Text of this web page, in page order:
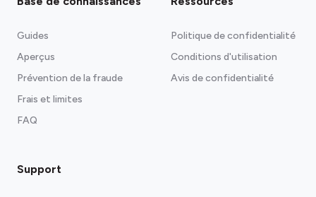
Guides
Aperçus
Prévention de la fraude
Frais et limites
FAQ
Politique de confidentialité
Conditions d'utilisation
Avis de confidentialité
Support